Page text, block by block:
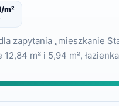
m²
zapytania „mieszkanie
m² i 5,94 m²,